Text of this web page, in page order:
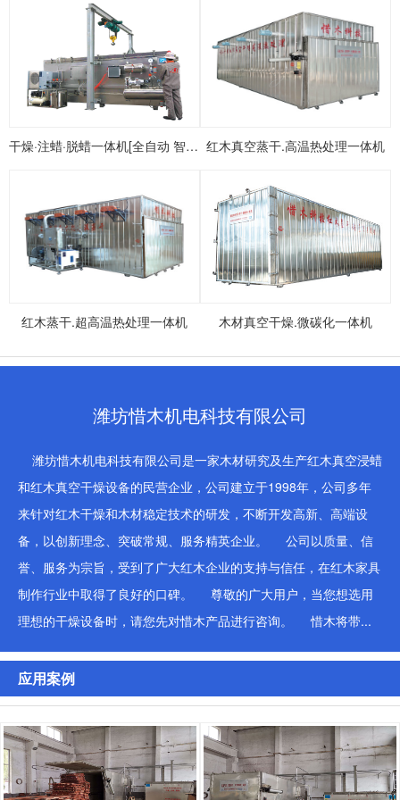
1 2 3
干燥·注蜡·脱蜡一体机[全自动 智能 真空] 红木真空蒸干.高温热处理一体机
红木蒸干.超高温热处理一体机 木材真空干燥.微碳化一体机
潍坊惜木机电科技有限公司
潍坊惜木机电科技有限公司是一家木材研究及生产红木真空浸蜡
和红木真空干燥设备的民营企业，公司建立于1998年，公司多年
来针对红木干燥和木材稳定技术的研发，不断开发高新、高端设
备，以创新理念、突破常规、服务精英企业。 公司以质量、信
誉、服务为宗旨，受到了广大红木企业的支持与信任，在红木家具
制作行业中取得了良好的口碑。 尊敬的广大用户，当您想选用
理想的干燥设备时，请您先对惜木产品进行咨询。 惜木将带...
应用案例